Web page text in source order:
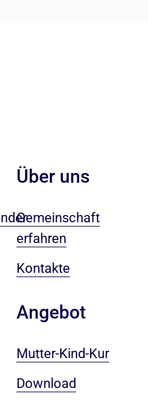
Über uns
Gemeinschaft
erfahren
Kontakte
Angebot
Mutter-Kind-Kur
Download